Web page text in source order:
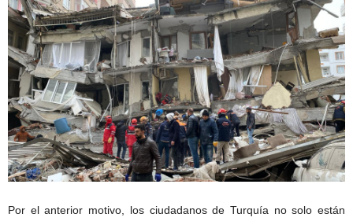
Por el anterior motivo, los ciudadanos de Turquía no solo están